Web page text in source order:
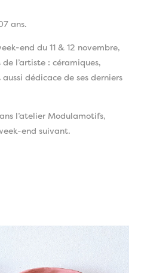
ans.
end du 11 & 12 novembre,
l’artiste : céramiques,
dédicace de ses derniers
l’atelier Modulamotifs,
end suivant.